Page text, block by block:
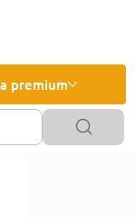
premium